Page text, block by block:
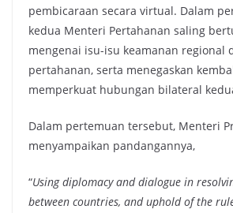
pembicaraan secara virtual. Dalam
kedua Menteri Pertahanan saling
mengenai isu-isu keamanan regional
pertahanan, serta menegaskan
memperkuat hubungan bilateral
Dalam pertemuan tersebut, Menteri
menyampaikan pandangannya,
“Using diplomacy and dialogue in
between countries, and uphold of the